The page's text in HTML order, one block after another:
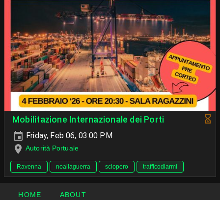
Mobilitazione Internazionale dei Porti
Friday, Feb 06, 03:00 PM
Autorità Portuale
Ravenna noallaguerra sciopero trafficodiarmi
HOME ABOUT